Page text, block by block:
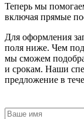
Теперь мы
включая прямые
Для оформления
поля ниже. Чем
мы сможем
и срокам. Наши
предложение в